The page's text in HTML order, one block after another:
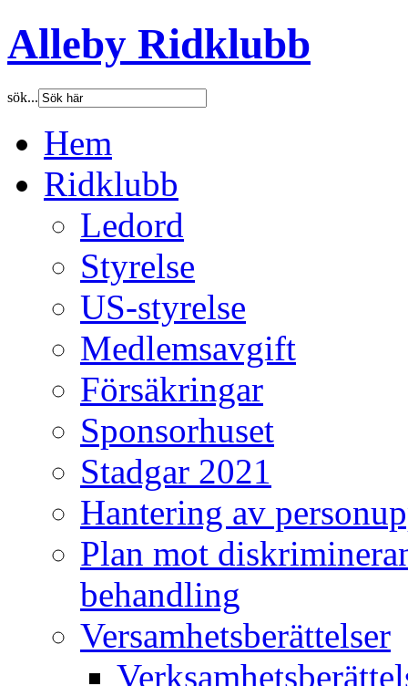
Alleby Ridklubb
sök...
Hem
Ridklubb
Ledord
Styrelse
US-styrelse
Medlemsavgift
Försäkringar
Sponsorhuset
Stadgar 2021
Hantering av
Plan mot
behandling
Versamhetsberättelser